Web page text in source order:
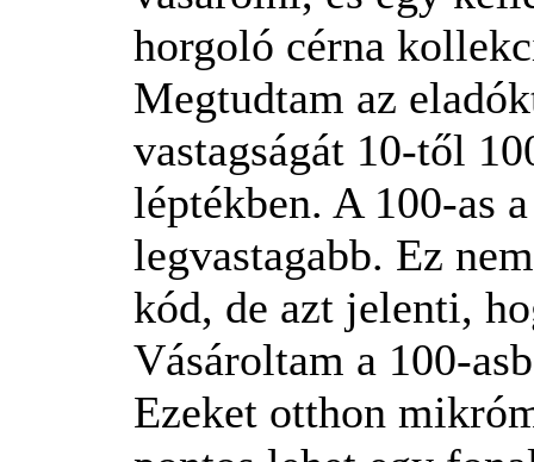
horgoló cérna
Megtudtam az
vastagságát 10-től
léptékben. A 100-as
legvastagabb. Ez
kód, de azt jelenti,
Vásároltam a 100-
Ezeket otthon